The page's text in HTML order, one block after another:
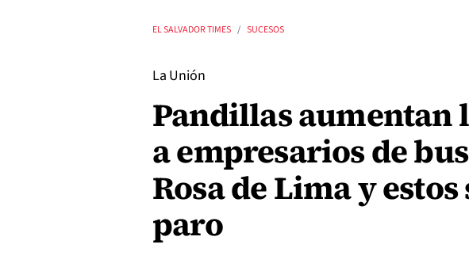
EL SALVADOR TIMES SUCESOS
La Unión
Pandillas aumentan
a empresarios de
Rosa de Lima y estos
paro